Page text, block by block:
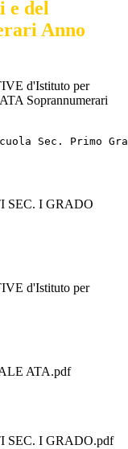
e del
Anno
d'Istituto per
Soprannumerari
Sec. Primo
SEC. I GRADO
d'Istituto per
ATA.pdf
SEC. I GRADO.pdf